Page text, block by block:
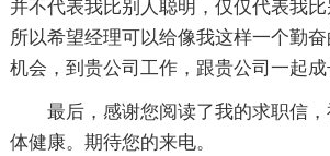
并不代表我比别人聪明，仅仅代表我比
所以希望经理可以给像我这样一个勤
机会，到贵公司工作，跟贵公司一起成
最后，感谢您阅读了我的求职信
体健康。期待您的来电。